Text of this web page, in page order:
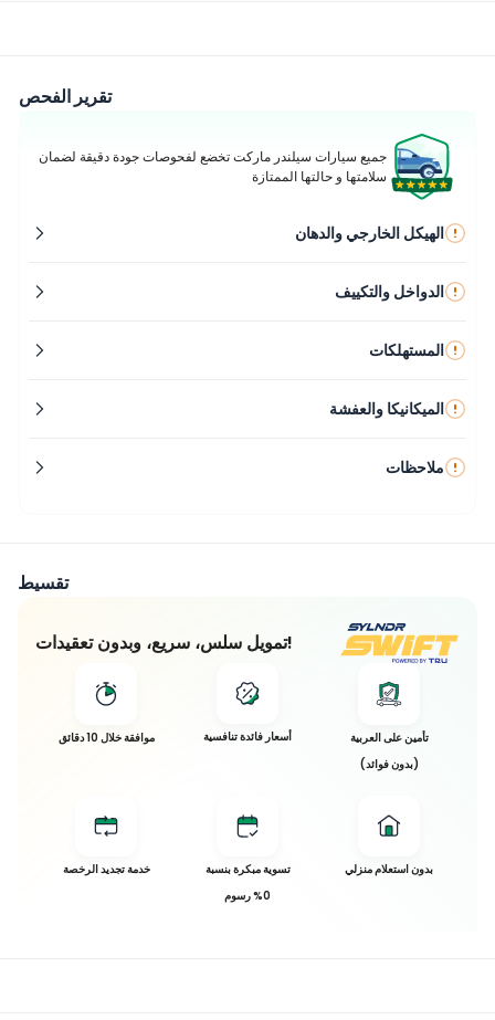
تقرير الفحص
جميع سيارات سيلندر ماركت تخضع لفحوصات جودة دقيقة لضمان
سلامتها و حالتها الممتازة
الهيكل الخارجي والدهان
الدواخل والتكييف
المستهلكات
الميكانيكا والعفشة
ملاحظات
تقسيط
تمويل سلس، سريع، وبدون تعقيدات!
موافقة خلال 10 دقائق أسعار فائدة تنافسية
تأمين على العربية
(بدون فوائد)
خدمة تجديد الرخصة
تسوية مبكرة بنسبة
0% رسوم
بدون استعلام منزلي